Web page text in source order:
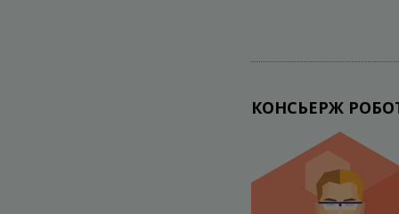
КОНСЬЕРЖ